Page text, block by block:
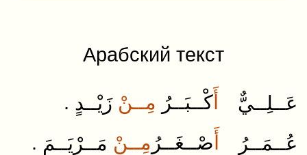
Арабский текст
عَــلِــيٌّ كْــبَــرُ مِــنْ زَيْــدٍ .
عُــمَــرُ
صْــغَــرُ مِــنْ مَــرْيَــمَ .